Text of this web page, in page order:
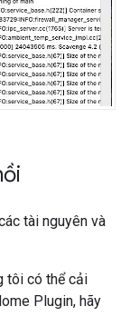
tài nguyên và
tôi có thể cải
Plugin, hãy